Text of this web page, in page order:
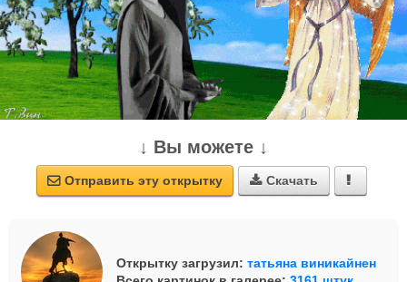
↓ Вы можете ↓
 Отправить эту открытку  Скачать 
Открытку загрузил: татьяна виникайнен